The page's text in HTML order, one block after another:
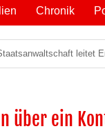
Chronik
leitet
über ein